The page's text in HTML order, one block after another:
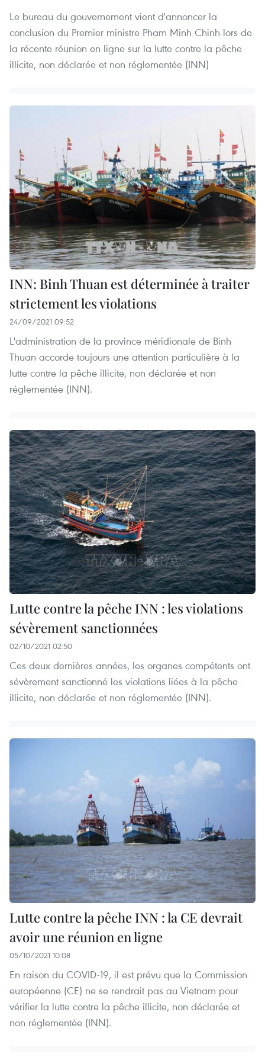
Le bureau du gouvernement vient d'annoncer la
conclusion du Premier ministre Pham Minh Chinh lors de
la récente réunion en ligne sur la lutte contre la pêche
illicite, non déclarée et non réglementée (INN)
INN: Binh Thuan est déterminée à traiter
strictement les violations
24/09/2021 09:52
L'administration de la province méridionale de Binh
Thuan accorde toujours une attention particulière à la
lutte contre la pêche illicite, non déclarée et non
réglementée (INN).
Lutte contre la pêche INN : les violations
sévèrement sanctionnées
02/10/2021 02:50
Ces deux dernières années, les organes compétents ont
sévèrement sanctionné les violations liées à la pêche
illicite, non déclarée et non réglementée (INN).
Lutte contre la pêche INN : la CE devrait
avoir une réunion en ligne
05/10/2021 10:08
En raison du COVID-19, il est prévu que la Commission
européenne (CE) ne se rendrait pas au Vietnam pour
vérifier la lutte contre la pêche illicite, non déclarée et
non réglementée (INN).